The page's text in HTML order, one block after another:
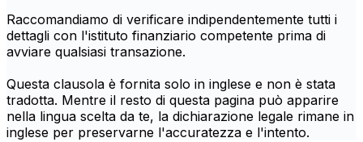
Raccomandiamo di verificare indipendentemente tutti i
dettagli con l'istituto finanziario competente prima di
avviare qualsiasi transazione.
Questa clausola è fornita solo in inglese e non è stata
tradotta. Mentre il resto di questa pagina può apparire
nella lingua scelta da te, la dichiarazione legale rimane in
inglese per preservarne l'accuratezza e l'intento.